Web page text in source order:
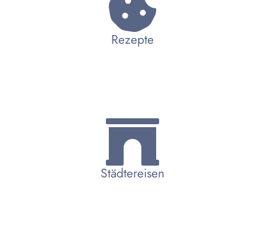
Rezepte
Städtereisen